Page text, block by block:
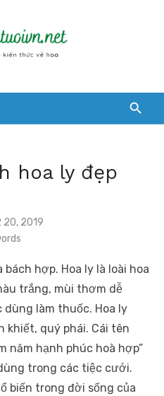
hoa ly đẹp
20, 2019
hợp. Hoa ly là loài hoa
trắng, mùi thơm dễ
làm thuốc. Hoa ly
quý phái. Cái tên
năm hạnh phúc hoà hợp”
trong các tiệc cưới.
biến trong đời sống của